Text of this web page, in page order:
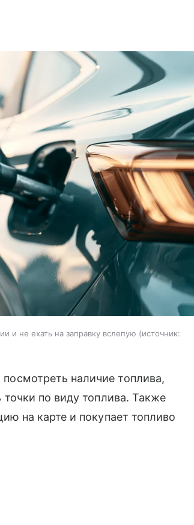
и не ехать на заправку вслепую
источник:
наличие топлива,
точки по виду топлива. Также
на карте и покупает топливо